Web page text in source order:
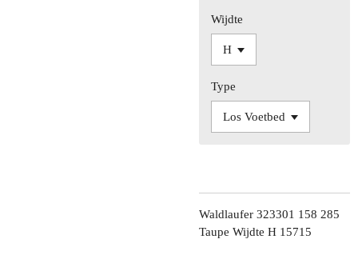
Wijdte
Type
Waldlaufer 323301 158 285
Taupe Wijdte H 15715